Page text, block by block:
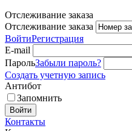
Отслеживание заказа
Отслеживание заказа
ВойтиРегистрация
E-mail
ПарольЗабыли пароль?
Создать учетную запись
Антибот
Запомнить
Войти
Контакты